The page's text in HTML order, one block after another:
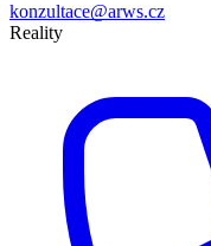
konzultace@arws.cz
Reality